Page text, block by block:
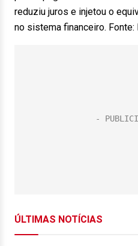
reduziu juros e injetou o
no sistema financeiro.